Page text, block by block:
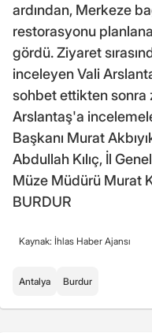
ardından, Merkeze
restorasyonu
gördü. Ziyaret
inceleyen Vali
sohbet ettikten sonra
Arslantaş'a
Başkanı Murat
Abdullah Kılıç, İl
Müze Müdürü Murat
BURDUR
Kaynak: İhlas Haber Ajansı
Antalya Burdur